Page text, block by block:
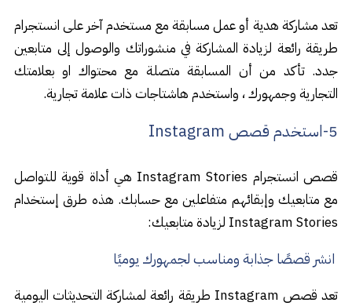
تعد مشاركة هدية أو عمل مسابقة مع مستخدم آخر على انستجرام
طريقة رائعة لزيادة المشاركة في منشوراتك والوصول إلى متابعين
جدد. تأكد من أن المسابقة متصلة مع محتواك او بعلامتك
التجارية وجمهورك ، واستخدم هاشتاجات ذات علامة تجارية.
5-استخدم قصص Instagram
قصص انستجرام Instagram Stories هي أداة قوية للتواصل
مع متابعيك وإبقائهم متفاعلين مع حسابك. هذه طرق إستخدام
Instagram Stories لزيادة متابعيك:
انشر قصصًا جذابة ومناسب لجمهورك يوميًا
تعد قصص Instagram طريقة رائعة لمشاركة التحديثات اليومية